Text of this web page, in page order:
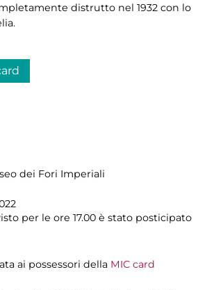
distrutto nel 1932 con lo
dei Fori Imperiali
per le ore 17.00 è stato posticipato
ai possessori della MIC card